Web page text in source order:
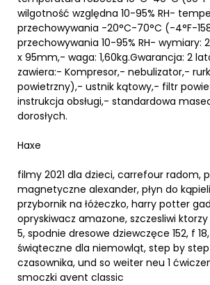
wilgotność względna 10-95% RH-
przechowywania -20°C-70°C (-4°F-
przechowywania 10-95% RH- wymiary:
x 95mm,- waga: 1,60kg.Gwarancja: 2
zawiera:- Kompresor,- nebulizator,-
powietrzny),- ustnik kątowy,- filtr
instrukcja obsługi,- standardowa
dorosłych.
Haxe
filmy 2021 dla dzieci, carrefour radom,
magnetyczne alexander, płyn do
przybornik na łóżeczko, harry potter
opryskiwacz amazone, szczesliwi
5, spodnie dresowe dziewczęce 152, f
świąteczne dla niemowląt, step by
czasownika, und so weiter neu 1
smoczki avent classic